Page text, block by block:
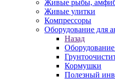
Живые рыбы,
Живые улитки
Компрессоры
Оборудование для
Назад
Кормушки
Полезный